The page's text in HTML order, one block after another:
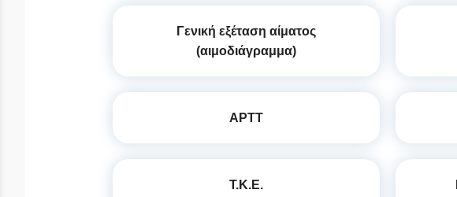
Γενική εξέταση αίματος
(αιμοδιάγραμμα)
APTT
Τ.Κ.Ε.